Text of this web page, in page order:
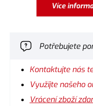
Potřebujete
Kontaktujte nás
Využijte našeho
Vrácení zboží